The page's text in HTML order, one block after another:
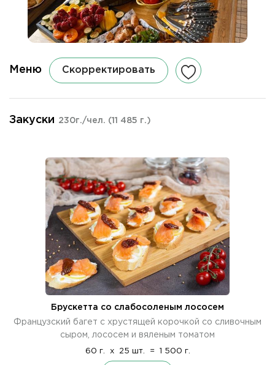
Меню Скорректировать
Закуски 230г./чел. (11 485 г.)
Брускетта со слабосоленым лососем
Французский багет с хрустящей корочкой со сливочным
сыром, лососем и вяленым томатом
60 г. x 25 шт. = 1 500 г.